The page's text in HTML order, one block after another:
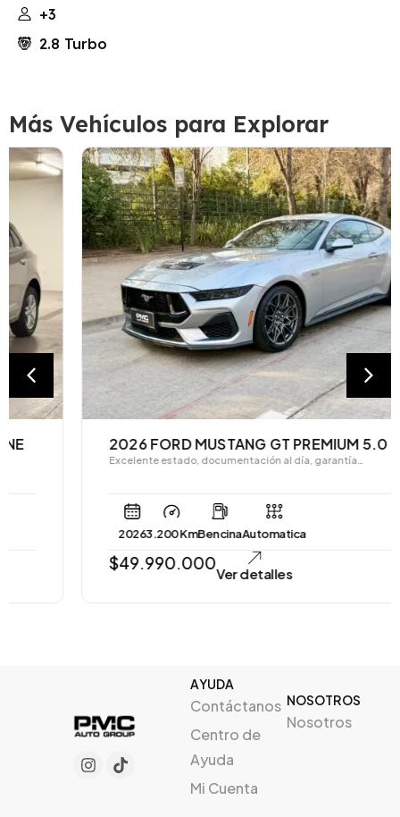
+3
2.8 Turbo
Más Vehículos para Explorar
2026 FORD MUSTANG GT PREMIUM 5.0 AT
Excelente estado, documentación al día, garantía…
3.200 KmBencinaAutomatica
49.990.000
Ver detalles
AYUDA
Contáctanos
Centro de
Ayuda
Mi Cuenta
NOSOTROS
Nosotros